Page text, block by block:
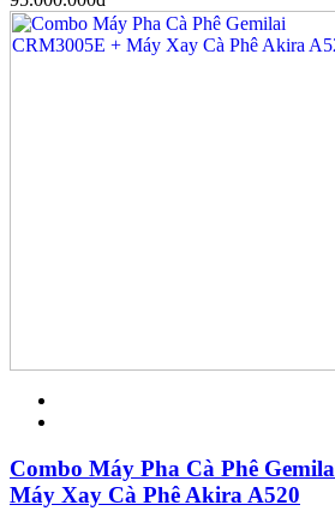
Combo Máy Pha Cà Phê
Máy Xay Cà Phê Akira A520